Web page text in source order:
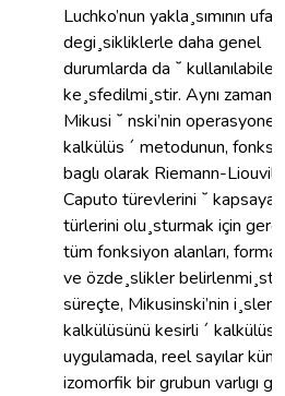
Luchko’nun yakla¸sımının ufak
degi¸sikliklerle daha genel
durumlarda da ˘
ke¸sfedilmi¸stir. Aynı
Mikusi ˘ nski’nin operasyonel
kalkülüs ´ metodunun,
baglı olarak Riemann-
Caputo türevlerini ˘ kapsayan
türlerini olu¸sturmak için
tüm fonksiyon alanları,
ve özde¸slikler
süreçte, Mikusinski’nin
kalkülüsünü kesirli ´ kalkülüse
uygulamada, reel sayılar
izomorfik bir grubun varlıgı